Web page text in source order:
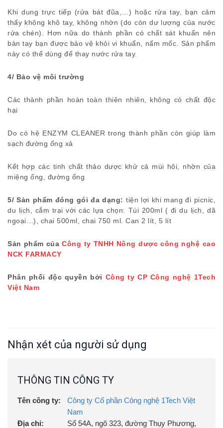
Khi dung trực tiếp (rửa bát đũa,…) hoặc rửa tay, bạn cảm
thấy không khô tay, không nhờn (do còn dư lượng của nước
rửa chén). Hơn nữa do thành phần có chất sát khuẩn nên
bàn tay bạn được bảo vệ khỏi vi khuẩn, nấm mốc. Sản phẩm
này có thể dùng để thay nước rửa tay.
4/ Bảo vệ môi trường
Các thành phần hoàn toàn thiên nhiên, không có chất độc
hại
Do có hệ ENZYM CLEANER trong thành phần còn giúp làm
sạch đường ống xả
Kết hợp các tinh chất thảo dược khử cả mùi hôi, nhờn của
miệng ống, đường ống
5/ Sản phẩm đóng gói đa dạng: tiện lợi khi mang đi picnic,
du lịch, cắm trại với các lựa chọn: Túi 200ml ( đi du lịch, dã
ngoại…), chai 500ml, chai 750 ml. Can 2 lít, 5 lít
Sản phẩm củaCông ty TNHH Nông dược công nghệ cao
NCK FARMACY
Phân phối độc quyền bởi Công ty CP Công nghệ 1Tech
Việt Nam
Nhận xét của người sử dụng
THÔNG TIN CÔNG TY
Tên công ty:
Công ty Cổ phần Công nghệ 1Tech Việt
Nam
Địa chỉ:
Số 54A, ngõ 323, đường Thụy Phương,